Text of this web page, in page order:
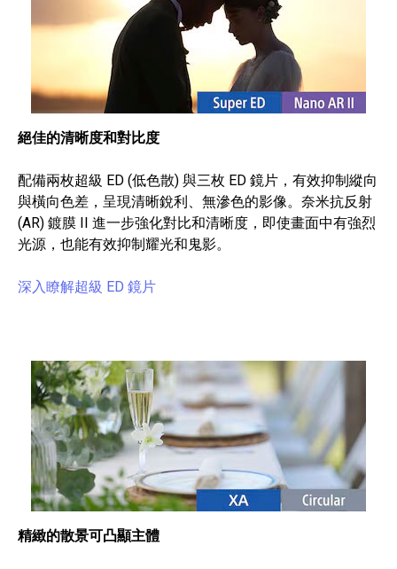
絕佳的清晰度和對比度
配備兩枚超級 ED (低色散) 與三枚 ED 鏡片，有效抑制縱向
與橫向色差，呈現清晰銳利、無滲色的影像。奈米抗反射
(AR) 鍍膜 II 進一步強化對比和清晰度，即使畫面中有強烈
光源，也能有效抑制耀光和鬼影。
深入瞭解超級 ED 鏡片
精緻的散景可凸顯主體